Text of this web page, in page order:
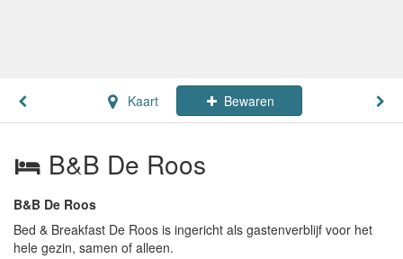
Kaart Bewaren
B&B De Roos
B&B De Roos
Bed & Breakfast De Roos is ingericht als gastenverblijf voor het
hele gezin, samen of alleen.